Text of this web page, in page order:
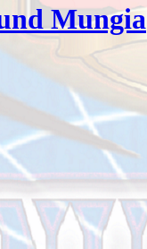
Mungia